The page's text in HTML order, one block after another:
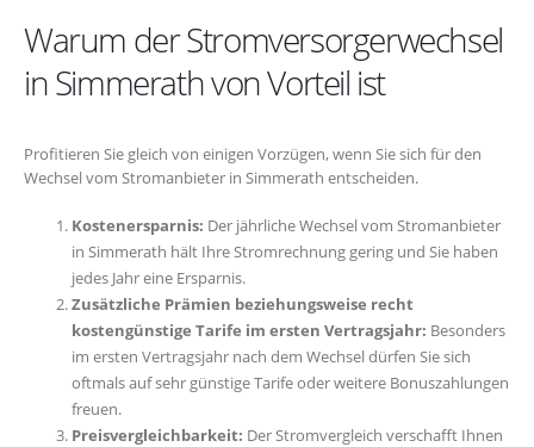
Warum der Stromversorgerwechsel
in Simmerath von Vorteil ist
Profitieren Sie gleich von einigen Vorzügen, wenn Sie sich für den
Wechsel vom Stromanbieter in Simmerath entscheiden.
Kostenersparnis: Der jährliche Wechsel vom Stromanbieter
in Simmerath hält Ihre Stromrechnung gering und Sie haben
jedes Jahr eine Ersparnis.
Zusätzliche Prämien beziehungsweise recht
kostengünstige Tarife im ersten Vertragsjahr: Besonders
im ersten Vertragsjahr nach dem Wechsel dürfen Sie sich
oftmals auf sehr günstige Tarife oder weitere Bonuszahlungen
freuen.
Preisvergleichbarkeit: Der Stromvergleich verschafft Ihnen